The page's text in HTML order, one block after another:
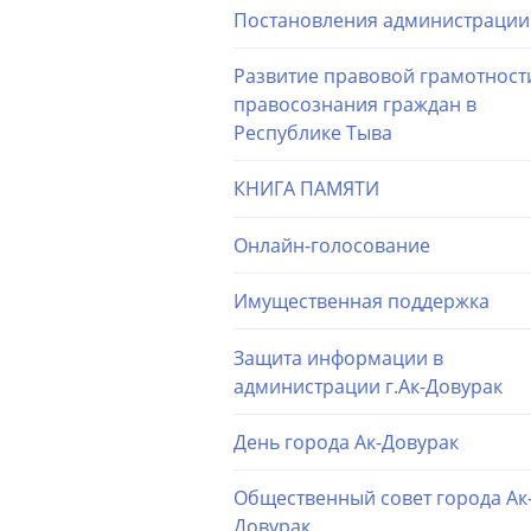
Постановления администрации
Развитие правовой
правосознания граждан в
Республике Тыва
КНИГА ПАМЯТИ
Онлайн-голосование
Имущественная поддержка
Защита информации в
администрации г.Ак-Довурак
День города Ак-Довурак
Общественный совет города